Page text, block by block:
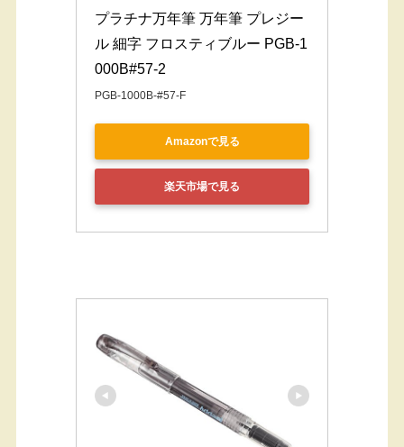
プラチナ万年筆 万年筆 プレジー
ル 細字 フロスティブルー PGB-1
000B#57-2
PGB-1000B-#57-F
Amazonで見る
楽天市場で見る